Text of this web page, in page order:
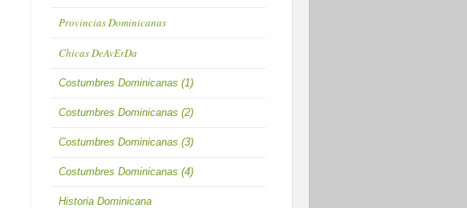
Provincias Dominicanas
Chicas DeAvErDa
Costumbres Dominicanas (1)
Costumbres Dominicanas (2)
Costumbres Dominicanas (3)
Costumbres Dominicanas (4)
Historia Dominicana